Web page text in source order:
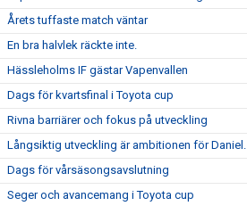
Årets tuffaste match väntar
En bra halvlek räckte inte.
Hässleholms IF gästar Vapenvallen
Dags för kvartsfinal i Toyota cup
Rivna barriärer och fokus på utveckling
Långsiktig utveckling är ambitionen för Daniel.
Dags för vårsäsongsavslutning
Seger och avancemang i Toyota cup